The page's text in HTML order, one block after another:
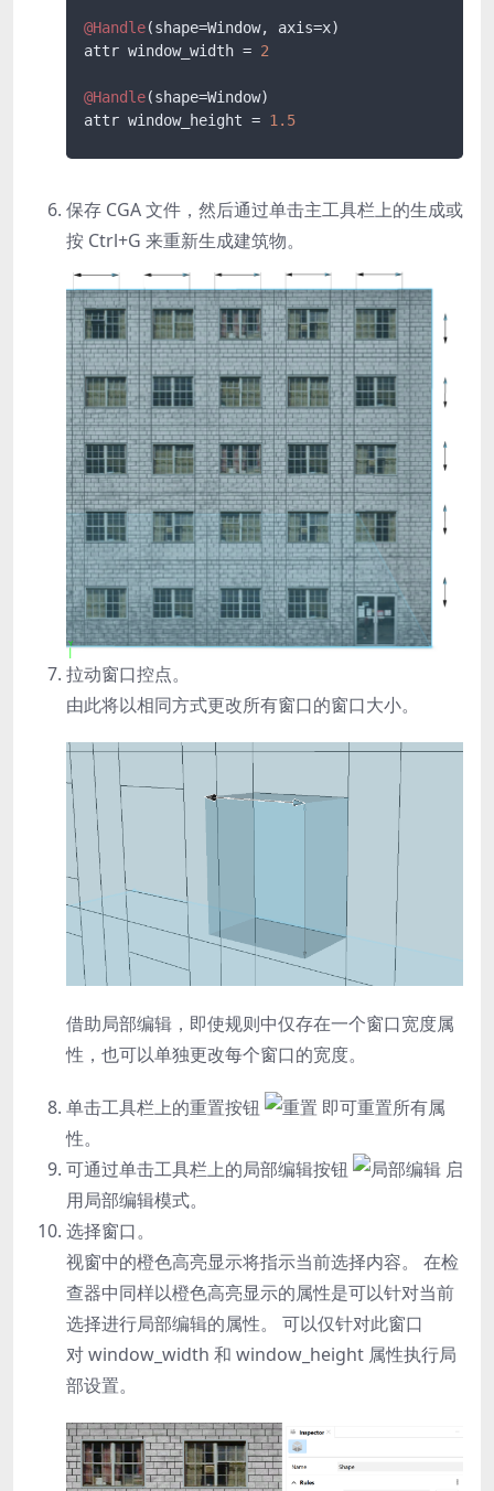
@Handle(shape=Window, axis=x)
attr window_width = 2
@Handle(shape=Window)
attr window_height = 1.5
保存 CGA 文件，然后通过单击主工具栏上的生成或
按 Ctrl+G 来重新生成建筑物。
拉动窗口控点。
由此将以相同方式更改所有窗口的窗口大小。
借助局部编辑，即使规则中仅存在一个窗口宽度属
性，也可以单独更改每个窗口的宽度。
单击工具栏上的重置按钮
即可重置所有属
性。
可通过单击工具栏上的局部编辑按钮
启
用局部编辑模式。
选择窗口。
视窗中的橙色高亮显示将指示当前选择内容。 在检
查器中同样以橙色高亮显示的属性是可以针对当前
选择进行局部编辑的属性。 可以仅针对此窗口
对window_width 和 window_height 属性执行局
部设置。